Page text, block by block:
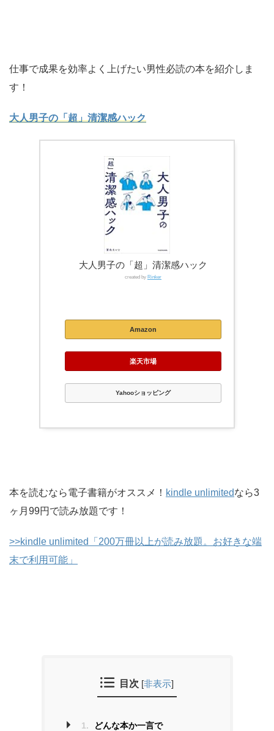
仕事で成果を効率よく上げたい男性必読の本を紹介しま
す！
大人男子の「超」清潔感ハック
大人男子の「超」清潔感ハック
created by Rinker
Amazon
楽天市場
Yahooショッピング
本を読むなら電子書籍がオススメ！ kindle unlimitedなら3
ヶ月99円で読み放題です！
>>kindle unlimited「200万冊以上が読み放題。お好きな端
末で利用可能」
目次 [非表示]
1. どんな本か一言で